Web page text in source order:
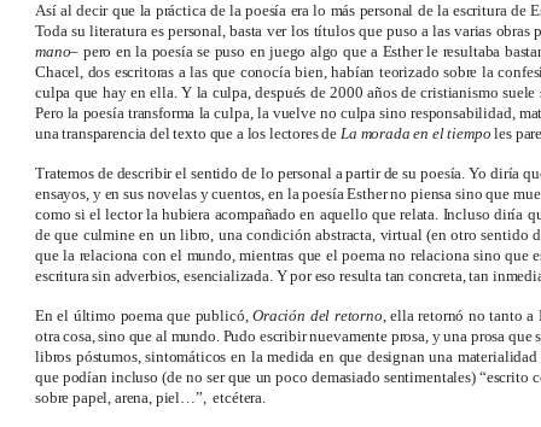
Así al decir que la práctica de la poesía era lo más personal de la escritura de
Toda su literatura es personal, basta ver los títulos que puso a las varias obras
mano– pero en la poesía se puso en juego algo que a Esther le resultaba
Chacel, dos escritoras a las que conocía bien, habían teorizado sobre la
culpa que hay en ella. Y la culpa, después de 2000 años de cristianismo suele
Pero la poesía transforma la culpa, la vuelve no culpa sino responsabilidad,
una transparencia del texto que a los lectores de La morada en el tiempo les
Tratemos de describir el sentido de lo personal a partir de su poesía. Yo diría
ensayos, y en sus novelas y cuentos, en la poesía Esther no piensa sino que
como si el lector la hubiera acompañado en aquello que relata. Incluso diría
de que culmine en un libro, una condición abstracta, virtual (en otro sentido
que la relaciona con el mundo, mientras que el poema no relaciona sino que
escritura sin adverbios, esencializada. Y por eso resulta tan concreta, tan
En el último poema que publicó,Oración del retorno, ella retornó no tanto a
otra cosa, sino que al mundo. Pudo escribir nuevamente prosa, y una prosa
libros póstumos, sintomáticos en la medida en que designan una
que podían incluso (de no ser que un poco demasiado sentimentales) “escrito
sobre papel, arena, piel…”, etcétera.